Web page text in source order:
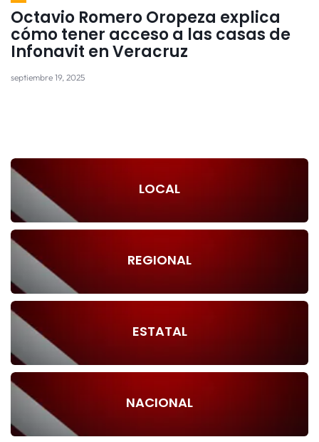
Octavio Romero Oropeza explica
cómo tener acceso a las casas de
Infonavit en Veracruz
septiembre 19, 2025
LOCAL
REGIONAL
ESTATAL
NACIONAL